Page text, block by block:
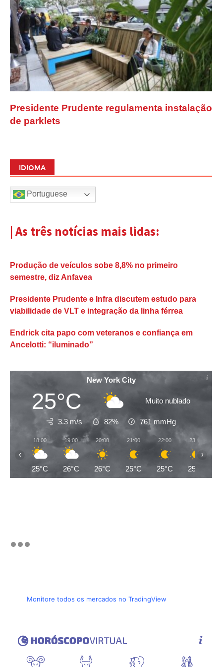
Presidente Prudente regulamenta instalação
de parklets
IDIOMA
Portuguese
| As três notícias mais lidas:
Produção de veículos sobe 8,8% no primeiro
semestre, diz Anfavea
Presidente Prudente e Infra discutem estudo para
viabilidade de VLT e integração da linha férrea
Endrick cita papo com veteranos e confiança em
Ancelotti: “iluminado”
New York City
25°C Muito nublado
3.3 m/s 82% 761 mmHg
18:00
25°C
19:00
26°C
20:00
26°C
21:00
25°C
22:00
25°C
23:00
25°C
‹ ›
Monitore todos os mercados no TradingView